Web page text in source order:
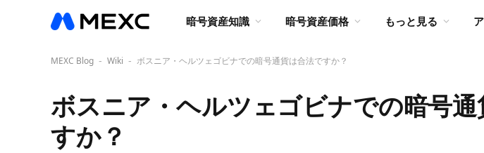
暗号資産知識 暗号資産価格 もっと見る
MEXC Blog - Wiki - ボスニア・ヘルツェゴビナでの暗号通貨は合法ですか？
ボスニア・ヘルツェゴビナでの暗号
すか？